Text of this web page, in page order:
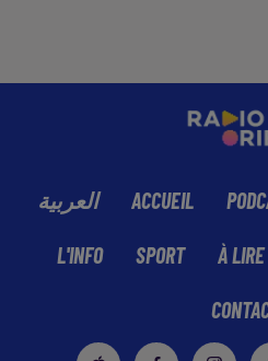
العربية ACCUEIL
L'INFO SPORT À LIRE